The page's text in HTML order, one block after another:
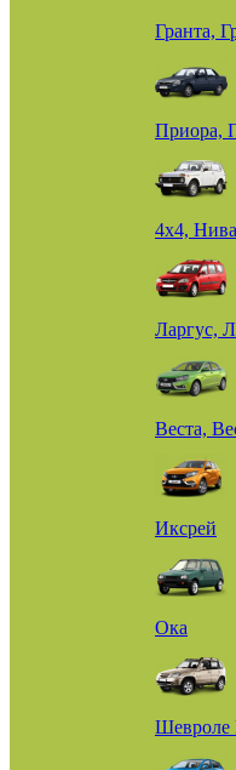
Гранта,
Приора,
4х4,
Ларгус,
Веста,
Иксрей
Ока
Шевроле